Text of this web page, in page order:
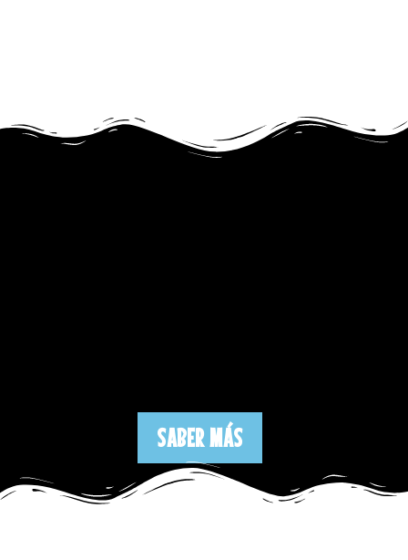
SABER MÁS